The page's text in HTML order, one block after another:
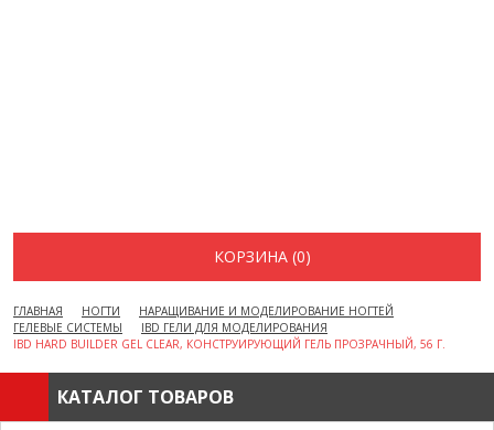
КОРЗИНА (0)
ГЛАВНАЯ НОГТИ
НАРАЩИВАНИЕ И МОДЕЛИРОВАНИЕ НОГТЕЙ
ГЕЛЕВЫЕ СИСТЕМЫ
IBD ГЕЛИ ДЛЯ МОДЕЛИРОВАНИЯ
IBD HARD BUILDER GEL CLEAR, КОНСТРУИРУЮЩИЙ ГЕЛЬ ПРОЗРАЧНЫЙ, 56 Г.
КАТАЛОГ ТОВАРОВ